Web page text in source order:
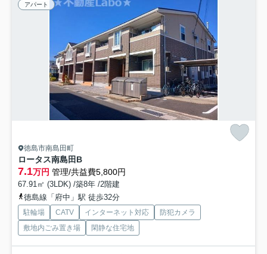
アパート
徳島市南島田町
ロータス南島田B
7.1万円 管理/共益費5,800円
67.91㎡ (3LDK) /築8年 /2階建
徳島線「府中」駅 徒歩32分
駐輪場 CATV インターネット対応
防犯カメラ
敷地内ごみ置き場
閑静な住宅地